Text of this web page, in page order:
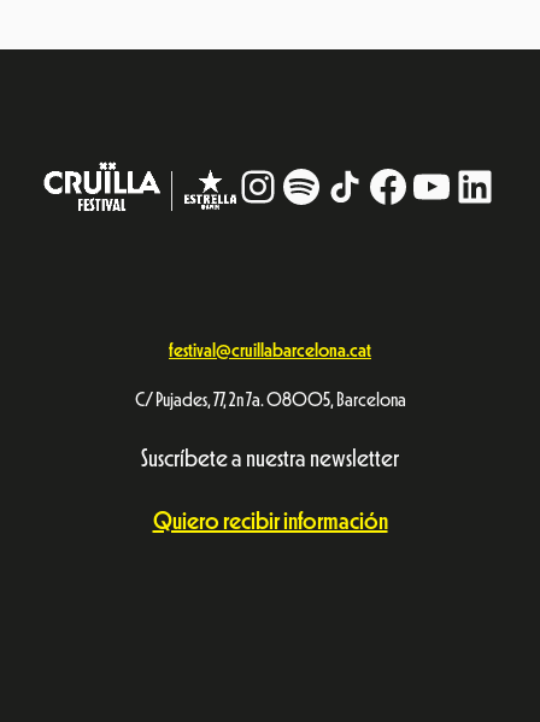
Instagram
# TikTokFacebook
festival@cruillabarcelona.cat
C/ Pujades, 77, 2n 7a. 08005, Barcelona
Suscríbete a nuestra newsletter
Quiero recibir información